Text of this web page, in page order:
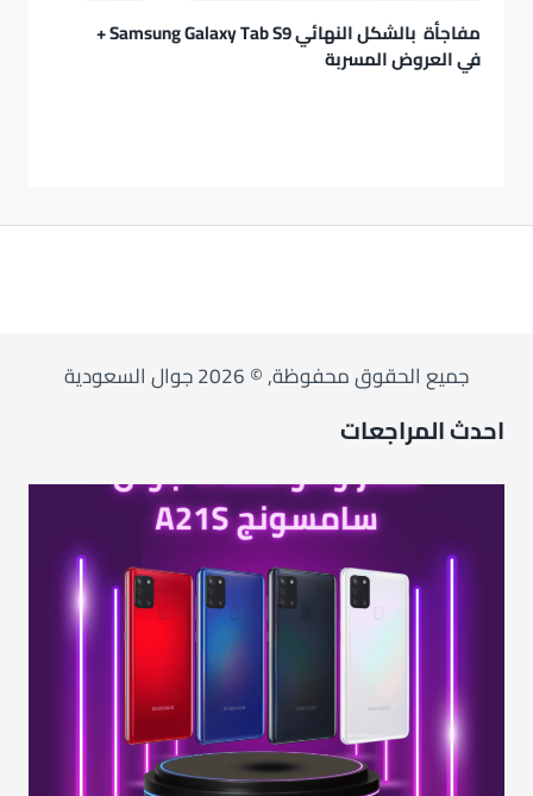
مفاجأة بالشكل النهائي Samsung Galaxy Tab S9 +
في العروض المسربة
جميع الحقوق محفوظة, © 2026 جوال السعودية
احدث المراجعات